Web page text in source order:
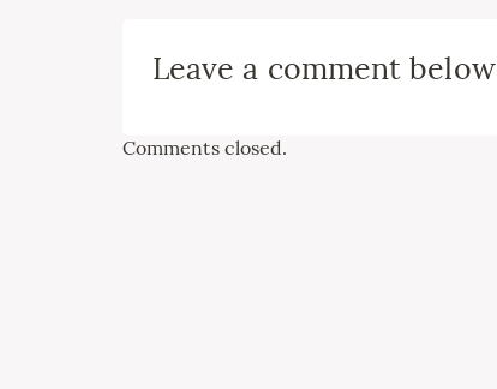
Leave a comment below
Comments closed.